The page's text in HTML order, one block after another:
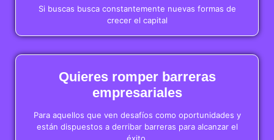
Si buscas busca constantemente nuevas formas de
crecer el capital
Quieres romper barreras
empresariales
Para aquellos que ven desafíos como oportunidades y
están dispuestos a derribar barreras para alcanzar el
éxito.